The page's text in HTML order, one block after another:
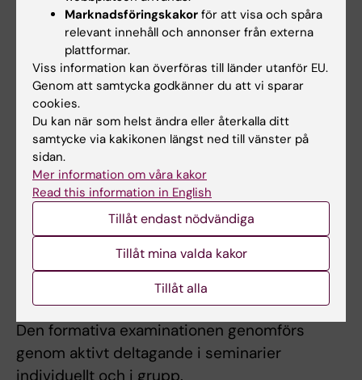
Kursen genomförs som distansutbildning och
har ett studentaktiverande lärande i fokus
som pedagogisk modell. Distansutbildningen
är IT-baserad och utmärks av självständigt
och kollaborativt lärande. I kursen förekommer
individuella studieuppgifter, arbete i grupp,
virtuella diskussioner, seminarier samt
föreläsningar.
Examination
Examinationsformerna är både formativa t ex
genom bedömning/återkoppling under
kursens gång och summativ av kursinnehållet.
Den formativa examinationen genomförs
genom aktivt deltagande i seminarier
individuellt och i grupp.
Marknadsföringskakor för att visa och spåra
relevant innehåll och annonser från externa
plattformar.
Viss information kan överföras till länder utanför EU.
Genom att samtycka godkänner du att vi sparar
cookies.
Du kan när som helst ändra eller återkalla ditt
samtycke via kakikonen längst ned till vänster på
sidan.
Mer information om våra kakor
Read this information in English
Tillåt endast nödvändiga
Tillåt mina valda kakor
Tillåt alla